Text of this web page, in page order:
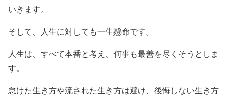
いきます。
そして、人生に対しても一生懸命です。
人生は、すべて本番と考え、何事も最善を尽くそうとしま
す。
怠けた生き方や流された生き方は避け、後悔しない生き方